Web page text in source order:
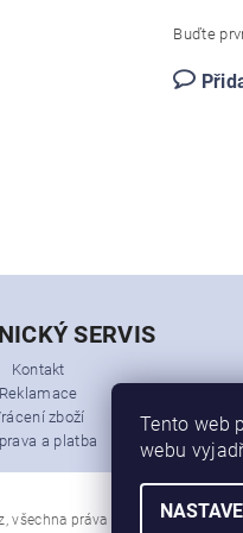
Buďte
SERVIS
Kontakt
Reklamace
zboží
a platba
všechna práva vyhrazena
Tento web
webu